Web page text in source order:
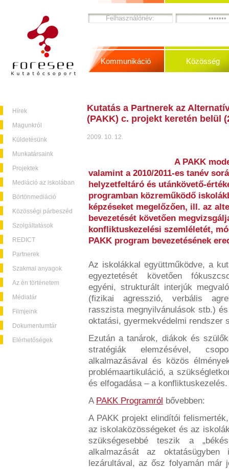
Hírek
Magunkról
Küldetésünk
Munkatársaink
Projektek
Mediáció az iskolában
Börtönmediáció
Közösségi párbeszéd
Szolgáltatások
REDICT
Partnerek
Szakmai anyagok
Az én történetem
Médiatár
Filmjeink
Dokumentumtár
Elérhetőségek
Kommunikáció Közösség
Kutatás a Partnerek az
(PAKK) c. projekt keretén belül
2009. 10. 12.
A PAKK
valamint a 2010/2011-es tanév
helyzetfeltáró és utánkövető-
programban közreműködő
képzéseket megelőzően, ill. az
bevezetését követően
konfliktuskezelési szemléletét,
PAKK program bevezetésének
Az iskolákkal együttműködve, a
egyeztetését követően
egyéni, strukturált interjúk
(fizikai agresszió, verbális
rasszista megnyilvánulások stb.)
oktatási, gyermekvédelmi rendszer
Ezután a tanárok, diákok és
stratégiák elemzésével,
alkalmazásával és közös
problémaartikuláció, a
és elfogadása – a konfliktuskezelés.
A PAKK Programról bővebben:
A PAKK projekt elindítói
az iskolaközösségeket és az
szükségesebbé teszik a „békés
alkalmazását az
lezárultával, az ősz folyamán már